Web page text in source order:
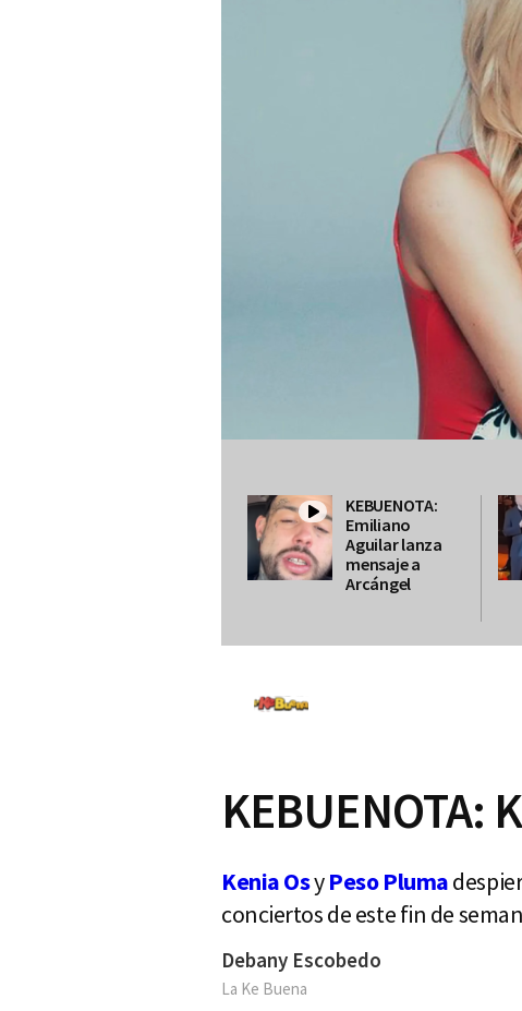
KEBUENOTA:
Emiliano
Aguilar lanza
mensaje a
Arcángel
KEBUENOTA:
Kenia OsyPeso Pluma
conciertos de este fin de
Debany Escobedo
La Ke Buena